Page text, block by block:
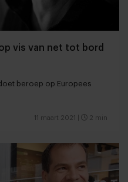
vis van net tot bord
beroep op Europees
11 maart 2021 2 min